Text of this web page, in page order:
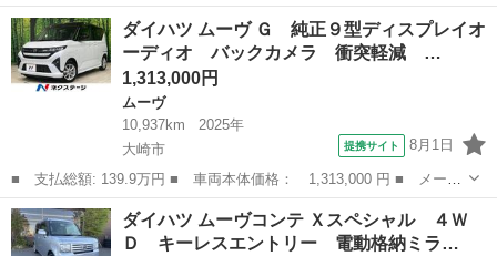
ー名： ダイハツ ■ 車種名： ムーヴキャンバス ■ グレード
名： Ｇメイクアップリミテッド ＳＡＩＩＩ ＳＤナビ 全周囲カ
メラ 衝突軽...
宮城 大崎市 ダイハツ
ダイハツ ムーヴ Ｇ 純正９型ディスプレイオ
ーディオ バックカメラ 衝突軽減 …
1,313,000円
ムーヴ
10,937km
2025年
大崎市
提携サイト 8月1日
■ 支払総額: 139.9万円 ■ 車両本体価格： 1,313,000 円 ■ メーカ
ー名： ダイハツ ■ 車種名： ムーヴ ■ グレード名： Ｇ 純正
９型ディスプレイオーディオ バックカメラ 衝突軽減 電動スライ
ドドア ...
宮城 大崎市 ムーヴ
ダイハツ ムーヴコンテ Ｘスペシャル ４Ｗ
Ｄ キーレスエントリー 電動格納ミラ…